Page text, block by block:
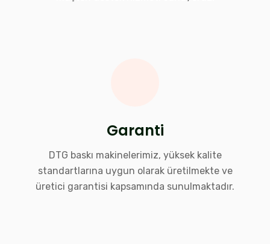
Garanti
DTG baskı makinelerimiz, yüksek kalite
standartlarına uygun olarak üretilmekte ve
üretici garantisi kapsamında sunulmaktadır.